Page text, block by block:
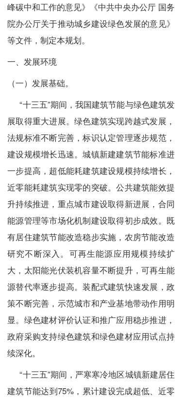
峰碳中和工作的意见》《中共中央办公厅 国务
院办公厅关于推动城乡建设绿色发展的意见》
等文件，制定本规划。
一、发展环境
（一）发展基础。
“十三五”期间，我国建筑节能与绿色建筑发
展取得重大进展。绿色建筑实现跨越式发展，
法规标准不断完善，标识认定管理逐步规范，
建设规模增长迅速。城镇新建建筑节能标准进
一步提高，超低能耗建筑建设规模持续增长，
近零能耗建筑实现零的突破。公共建筑能效提
升持续推进，重点城市建设取得新进展，合同
能源管理等市场化机制建设取得初步成效。既
有居住建筑节能改造稳步实施，农房节能改造
研究不断深入。可再生能源应用规模持续扩
大，太阳能光伏装机容量不断提升，可再生能
源替代率逐步提高。装配式建筑快速发展，政
策不断完善，示范城市和产业基地带动作用明
显。绿色建材评价认证和推广应用稳步推进，
政府采购支持绿色建筑和绿色建材应用试点持
续深化。
“十三五”期间，严寒寒冷地区城镇新建居住
建筑节能达到75%，累计建设完成超低、近零